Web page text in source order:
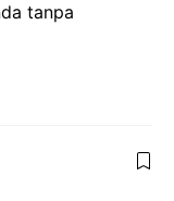
tanpa